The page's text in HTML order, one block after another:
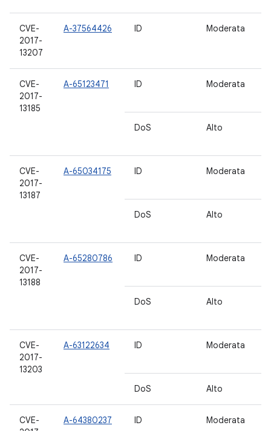
CVE-
2017-
13207
A-37564426 ID Moderata
CVE-
2017-
13185
A-65123471 ID Moderata
DoS Alto
CVE-
2017-
13187
A-65034175 ID Moderata
DoS Alto
CVE-
2017-
13188
A-65280786 ID Moderata
DoS Alto
CVE-
2017-
13203
A-63122634 ID Moderata
DoS Alto
CVE-
A-64380237 ID Moderata